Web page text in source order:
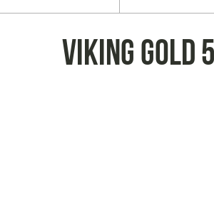
Viking gold